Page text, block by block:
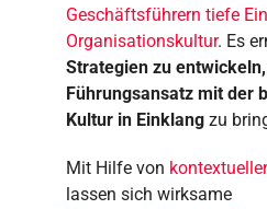
Geschäftsführern tiefe
Organisationskultur. Es
Strategien zu
Führungsansatz mit der
Kultur in Einklang zu
Mit Hilfe von
lassen sich wirksame